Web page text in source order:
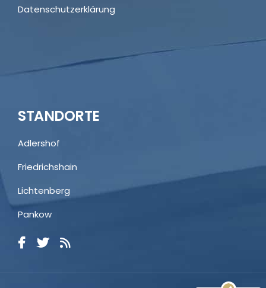
Datenschutzerklärung
STANDORTE
Adlershof
Friedrichshain
Lichtenberg
Pankow